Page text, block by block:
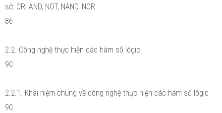
sở: OR, AND, NOT, NAND, NOR
86
2.2. Công nghệ thực hiện các hàm số lôgic
90
2.2.1. Khái niệm chung về công nghệ thực hiện các hàm số lôgic
90